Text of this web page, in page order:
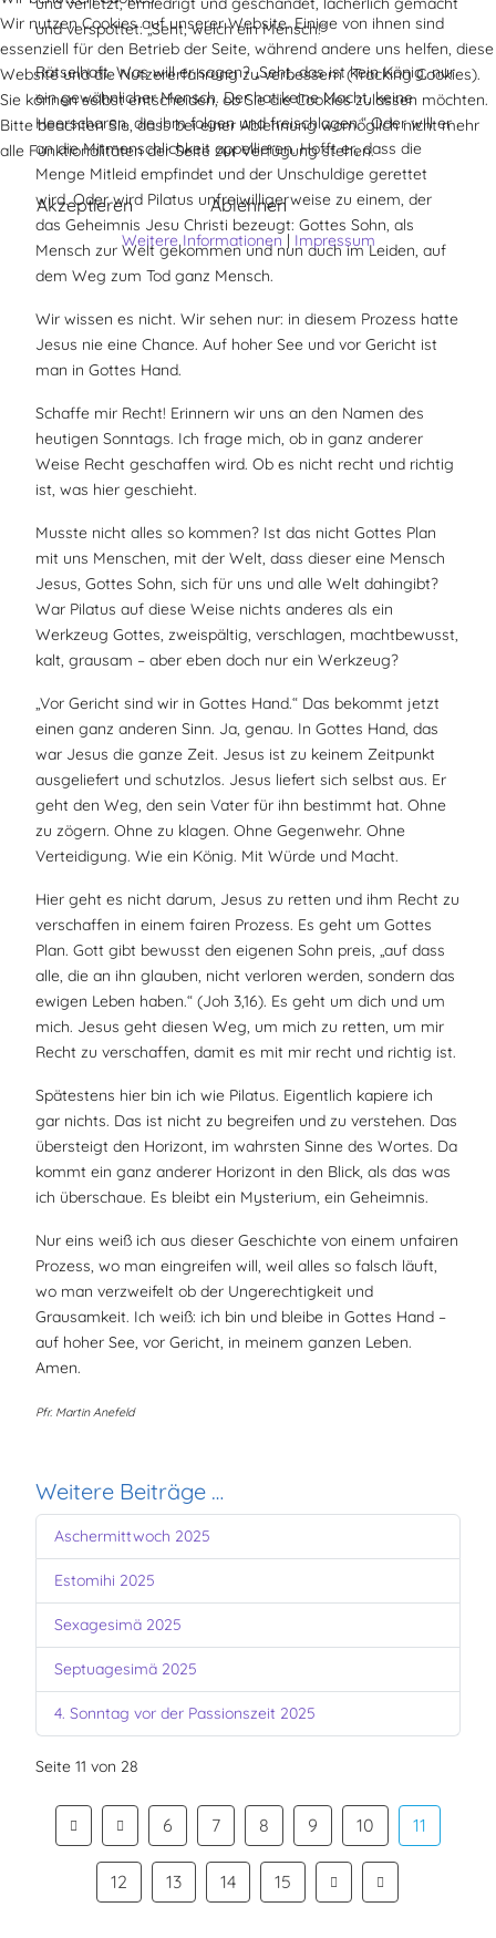
und verspottet: „Seht, welch ein Mensch!“
Rätselhaft. Was will er sagen? „Seht, das ist kein König, nur
ein gewöhnlicher Mensch. Der hat keine Macht, keine
Heerscharen, die ihm folgen und freischlagen.“ Oder will er
an die Mitmenschlichkeit appellieren. Hofft er, dass die
Menge Mitleid empfindet und der Unschuldige gerettet
wird. Oder wird Pilatus unfreiwilligerweise zu einem, der
das Geheimnis Jesu Christi bezeugt: Gottes Sohn, als
Mensch zur Welt gekommen und nun auch im Leiden, auf
dem Weg zum Tod ganz Mensch.
Wir wissen es nicht. Wir sehen nur: in diesem Prozess hatte
Jesus nie eine Chance. Auf hoher See und vor Gericht ist
man in Gottes Hand.
Schaffe mir Recht! Erinnern wir uns an den Namen des
heutigen Sonntags. Ich frage mich, ob in ganz anderer
Weise Recht geschaffen wird. Ob es nicht recht und richtig
ist, was hier geschieht.
Musste nicht alles so kommen? Ist das nicht Gottes Plan
mit uns Menschen, mit der Welt, dass dieser eine Mensch
Jesus, Gottes Sohn, sich für uns und alle Welt dahingibt?
War Pilatus auf diese Weise nichts anderes als ein
Werkzeug Gottes, zweispältig, verschlagen, machtbewusst,
kalt, grausam – aber eben doch nur ein Werkzeug?
„Vor Gericht sind wir in Gottes Hand.“ Das bekommt jetzt
einen ganz anderen Sinn. Ja, genau. In Gottes Hand, das
war Jesus die ganze Zeit. Jesus ist zu keinem Zeitpunkt
ausgeliefert und schutzlos. Jesus liefert sich selbst aus. Er
geht den Weg, den sein Vater für ihn bestimmt hat. Ohne
zu zögern. Ohne zu klagen. Ohne Gegenwehr. Ohne
Verteidigung. Wie ein König. Mit Würde und Macht.
Hier geht es nicht darum, Jesus zu retten und ihm Recht zu
verschaffen in einem fairen Prozess. Es geht um Gottes
Plan. Gott gibt bewusst den eigenen Sohn preis, „auf dass
alle, die an ihn glauben, nicht verloren werden, sondern das
ewigen Leben haben.“ (Joh 3,16). Es geht um dich und um
mich. Jesus geht diesen Weg, um mich zu retten, um mir
Recht zu verschaffen, damit es mit mir recht und richtig ist.
Spätestens hier bin ich wie Pilatus. Eigentlich kapiere ich
gar nichts. Das ist nicht zu begreifen und zu verstehen. Das
übersteigt den Horizont, im wahrsten Sinne des Wortes. Da
kommt ein ganz anderer Horizont in den Blick, als das was
ich überschaue. Es bleibt ein Mysterium, ein Geheimnis.
Nur eins weiß ich aus dieser Geschichte von einem unfairen
Prozess, wo man eingreifen will, weil alles so falsch läuft,
wo man verzweifelt ob der Ungerechtigkeit und
Grausamkeit. Ich weiß: ich bin und bleibe in Gottes Hand –
auf hoher See, vor Gericht, in meinem ganzen Leben.
Amen.
Pfr. Martin Anefeld
Weitere Beiträge …
Aschermittwoch 2025
Estomihi 2025
Sexagesimä 2025
Septuagesimä 2025
4. Sonntag vor der Passionszeit 2025
Seite 11 von 28
6 7 8 9 10 11
12 13 14 15
Wir nutzen Cookies auf unserer Website. Einige von ihnen sind
essenziell für den Betrieb der Seite, während andere uns helfen, diese
Website und die Nutzererfahrung zu verbessern (Tracking Cookies).
Sie können selbst entscheiden, ob Sie die Cookies zulassen möchten.
Bitte beachten Sie, dass bei einer Ablehnung womöglich nicht mehr
alle Funktionalitäten der Seite zur Verfügung stehen.
Akzeptieren Ablehnen
Weitere Informationen| Impressum